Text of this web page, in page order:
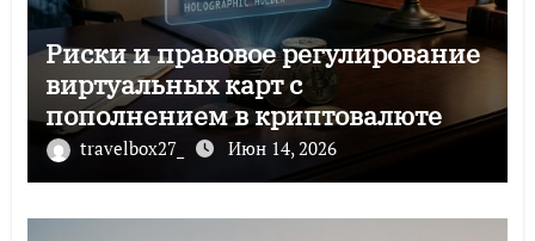
Риски и правовое регулирование
виртуальных карт с
пополнением в криптовалюте
travelbox27_ Июн 14, 2026